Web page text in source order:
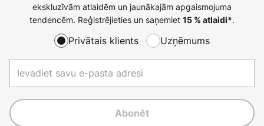
ekskluzīvām atlaidēm un jaunākajām apgaismojuma
tendencēm. Reģistrējieties un saņemiet 15 % atlaidi*.
Privātais klients Uzņēmums
Abonēt